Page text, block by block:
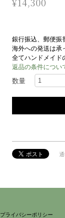
銀行振込、郵便振
海外への発送は承
全てハンドメイド
返品の条件につい
数量
プライバシーポリシー